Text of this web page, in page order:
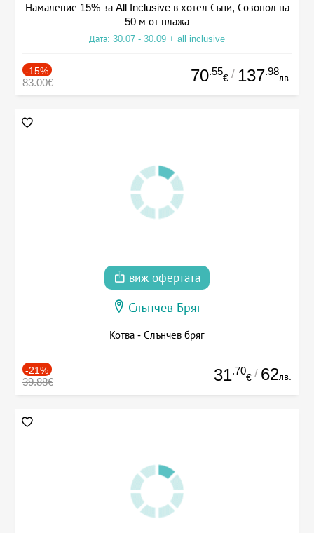
Намаление 15% за All Inclusive в хотел Съни, Созопол на
50 м от плажа
Дата: 30.07 - 30.09 + all inclusive
-15%
83.00€ 70.55
€ / 137.98
лв.
виж офертата
Слънчев Бряг
Котва - Слънчев бряг
-21%
39.88€ 31.70
€ / 62лв.